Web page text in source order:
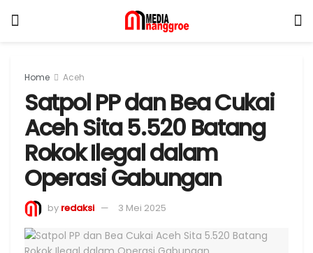
Home Aceh
Satpol PP dan Bea Cukai
Aceh Sita 5.520 Batang
Rokok Ilegal dalam
Operasi Gabungan
by redaksi 3 Mei 2025